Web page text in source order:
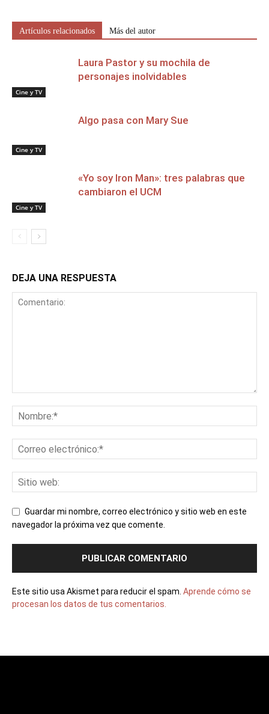
Artículos relacionados Más del autor
Cine y TV
Laura Pastor y su mochila de
personajes inolvidables
Cine y TV
Algo pasa con Mary Sue
Cine y TV
«Yo soy Iron Man»: tres palabras que
cambiaron el UCM
DEJA UNA RESPUESTA
Guardar mi nombre, correo electrónico y sitio web en este
navegador la próxima vez que comente.
Este sitio usa Akismet para reducir el spam. Aprende cómo se
procesan los datos de tus comentarios.